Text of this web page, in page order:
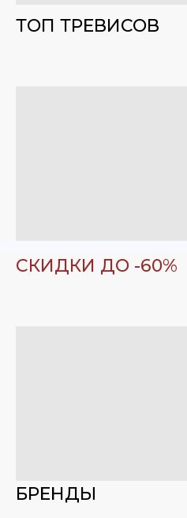
ТОП ТРЕВИСОВ
СКИДКИ ДО -60%
БРЕНДЫ